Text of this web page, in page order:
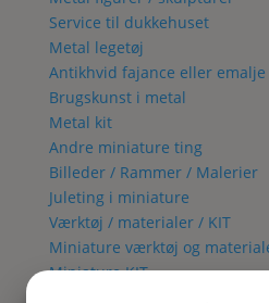
Service til dukkehuset
Metal legetøj
Antikhvid fajance eller emalje
Brugskunst i metal
Metal kit
Andre miniature ting
Billeder / Rammer / Malerier
Juleting i miniature
Værktøj / materialer / KIT
Miniature værktøj og
Miniature KIT